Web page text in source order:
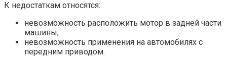
К недостаткам относятся:
невозможность расположить мотор в задней части
машины;
невозможность применения на автомобилях с
передним приводом.